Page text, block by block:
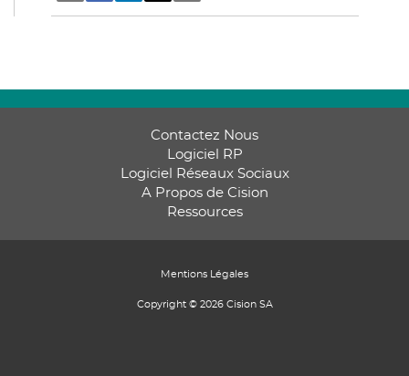
Contactez Nous
Logiciel RP
Logiciel Réseaux Sociaux
A Propos de Cision
Ressources
Mentions Légales
Copyright © 2026 Cision SA